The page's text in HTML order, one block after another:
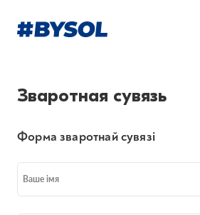
Зваротная сувязь
Форма зваротнай сувязі
Ваше iмя